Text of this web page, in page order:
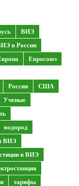
ВИЭ
в России
Евросоюз
Россия
США
Ученые
водород
ВИЭ
в ВИЭ
тарифы